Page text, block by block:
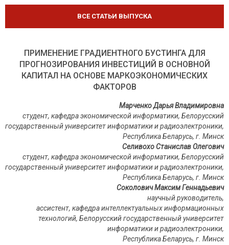
ВСЕ СТАТЬИ ВЫПУСКА
ПРИМЕНЕНИЕ ГРАДИЕНТНОГО БУСТИНГА ДЛЯ
ПРОГНОЗИРОВАНИЯ ИНВЕСТИЦИЙ В ОСНОВНОЙ
КАПИТАЛ НА ОСНОВЕ МАРКОЭКОНОМИЧЕСКИХ
ФАКТОРОВ
Марченко Дарья Владимировна
студент, кафедра экономической информатики, Белорусский
государственный университет информатики и радиоэлектроники,
Республика Беларусь, г. Минск
Селивохо Станислав Олегович
студент, кафедра экономической информатики, Белорусский
государственный университет информатики и радиоэлектроники,
Республика Беларусь, г. Минск
Соколович Максим Геннадьевич
научный руководитель,
ассистент, кафедра интеллектуальных информационных
технологий, Белорусский государственный университет
информатики и радиоэлектроники,
Республика Беларусь, г. Минск